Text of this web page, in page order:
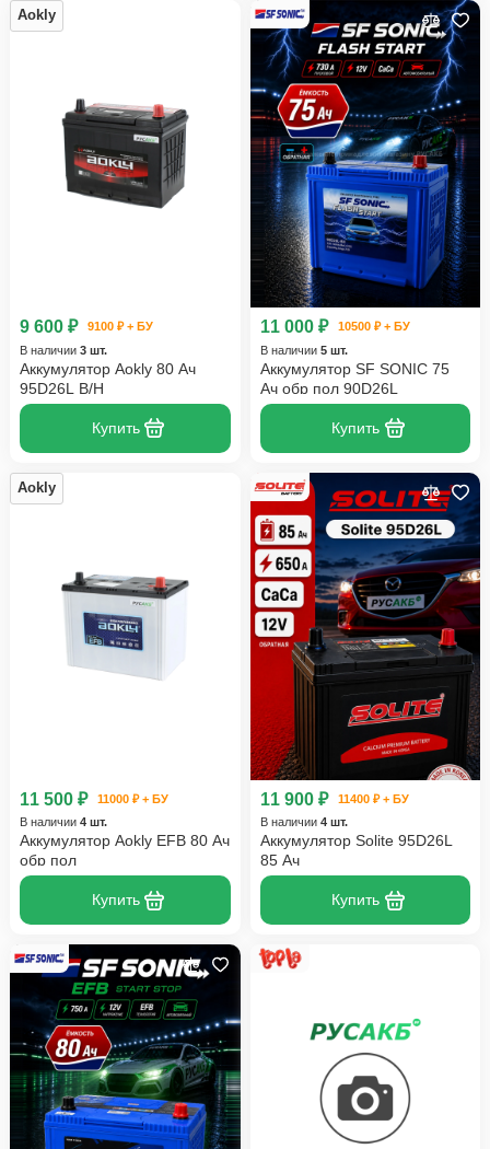
Aokly
9 600 ₽
9100 ₽ + БУ
В наличии 3 шт.
Аккумулятор Aokly 80 Ач
95D26L B/H
Купить
11 000 ₽
10500 ₽ + БУ
В наличии 5 шт.
Аккумулятор SF SONIC 75
Ач обр пол 90D26L
Купить
Aokly
11 500 ₽
11000 ₽ + БУ
В наличии 4 шт.
Аккумулятор Aokly EFB 80 Ач
обр пол
Купить
11 900 ₽
11400 ₽ + БУ
В наличии 4 шт.
Аккумулятор Solite 95D26L
85 Ач
Купить